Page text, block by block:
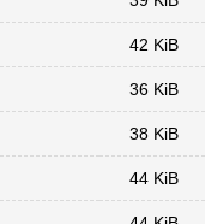
42 KiB
36 KiB
38 KiB
44 KiB